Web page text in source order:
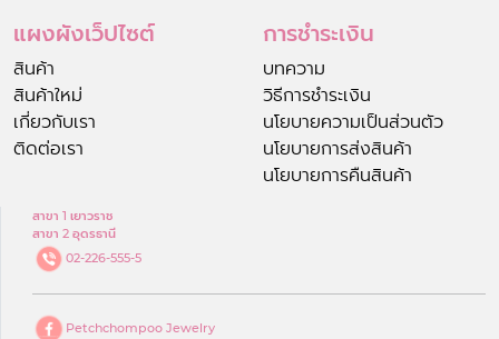
แผงผังเว็ปไซต์
สินค้า
สินค้าใหม่
เกี่ยวกับเรา
ติดต่อเรา
การชำระเงิน
บทความ
วิธีการชำระเงิน
นโยบายความเป็นส่วนตัว
นโยบายการส่งสินค้า
นโยบายการคืนสินค้า
สาขา 1 เยาวราช
สาขา 2 อุดรธานี
02-226-555-5
Petchchompoo Jewelry